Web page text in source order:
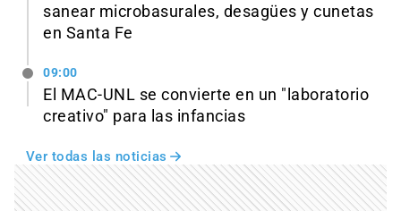
sanear microbasurales, desagües y cunetas
en Santa Fe
09:00
El MAC-UNL se convierte en un "laboratorio
creativo" para las infancias
Ver todas las noticias